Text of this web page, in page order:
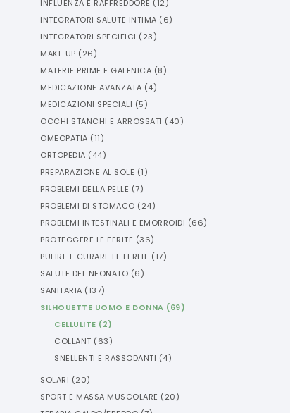
INFLUENZA E RAFFREDDORE (12)
INTEGRATORI SALUTE INTIMA (6)
INTEGRATORI SPECIFICI (23)
MAKE UP (26)
MATERIE PRIME E GALENICA (8)
MEDICAZIONE AVANZATA (4)
MEDICAZIONI SPECIALI (5)
OCCHI STANCHI E ARROSSATI (40)
OMEOPATIA (11)
ORTOPEDIA (44)
PREPARAZIONE AL SOLE (1)
PROBLEMI DELLA PELLE (7)
PROBLEMI DI STOMACO (24)
PROBLEMI INTESTINALI E EMORROIDI (66)
PROTEGGERE LE FERITE (36)
PULIRE E CURARE LE FERITE (17)
SALUTE DEL NEONATO (6)
SANITARIA (137)
SILHOUETTE UOMO E DONNA (69)
CELLULITE (2)
COLLANT (63)
SNELLENTI E RASSODANTI (4)
SOLARI (20)
SPORT E MASSA MUSCOLARE (20)